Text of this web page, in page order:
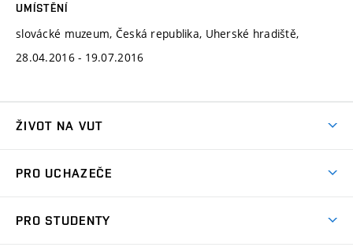
UMÍSTĚNÍ
slovácké muzeum, Česká republika, Uherské hradiště,
28.04.2016 - 19.07.2016
ŽIVOT NA VUT
Koleje
PRO UCHAZEČE
PRO STUDENTY